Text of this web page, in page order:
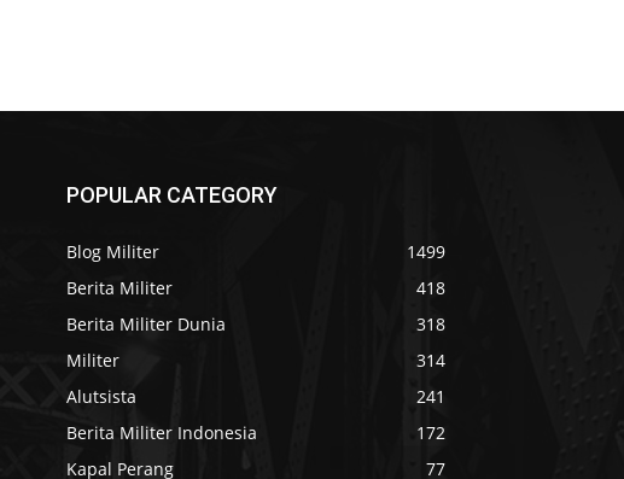
POPULAR CATEGORY
Blog Militer
1499
Berita Militer
418
Berita Militer Dunia
318
Militer
314
Alutsista
241
Berita Militer Indonesia
172
Kapal Perang
77